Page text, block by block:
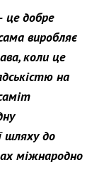
добре
виробляє
коли це
на
шляху до
міжнародно